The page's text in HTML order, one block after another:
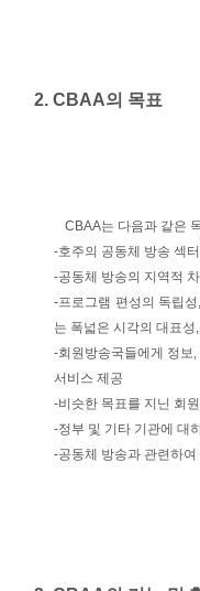
2. CBAA의 목표
CBAA는 다음과 같은
-호주의 공동체 방송 섹
-공동체 방송의 지역적
-프로그램 편성의 독립
는 폭넓은 시각의 대표
-회원방송국들에게 정보
서비스 제공
-비슷한 목표를 지닌 회
-정부 및 기타 기관에 대
-공동체 방송과 관련하